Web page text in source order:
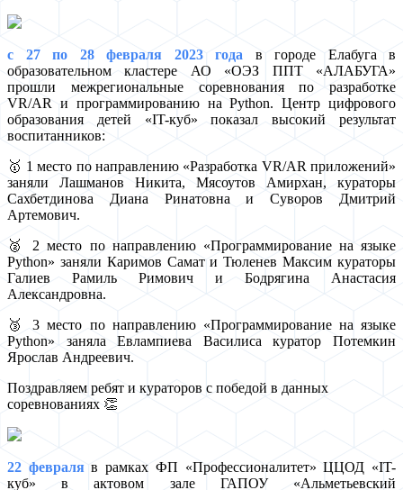
с 27 по 28 февраля 2023 года в городе Елабуга в
образовательном кластере АО «ОЭЗ ППТ «АЛАБУГА»
прошли межрегиональные соревнования по разработке
VR/AR и программированию на Python. Центр цифрового
образования детей «IT-куб» показал высокий результат
воспитанников:
🥇 1 место по направлению «Разработка VR/AR приложений»
заняли Лашманов Никита, Мясоутов Амирхан, кураторы
Сахбетдинова Диана Ринатовна и Суворов Дмитрий
Артемович.
🥈 2 место по направлению «Программирование на языке
Рython» заняли Каримов Самат и Тюленев Максим кураторы
Галиев Рамиль Римович и Бодрягина Анастасия
Александровна.
🥉 3 место по направлению «Программирование на языке
Рython» заняла Евлампиева Василиса куратор Потемкин
Ярослав Андреевич.
Поздравляем ребят и кураторов с победой в данных
соревнованиях 👏
22 февраляв рамках ФП «Профессионалитет» ЦЦОД «IT-
куб» в актовом зале ГАПОУ «Альметьевский